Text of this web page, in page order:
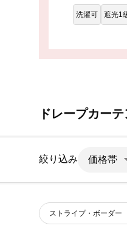
洗濯可 遮光1
ドレープカー
絞り込み 価格帯
ストライプ・ボーダー